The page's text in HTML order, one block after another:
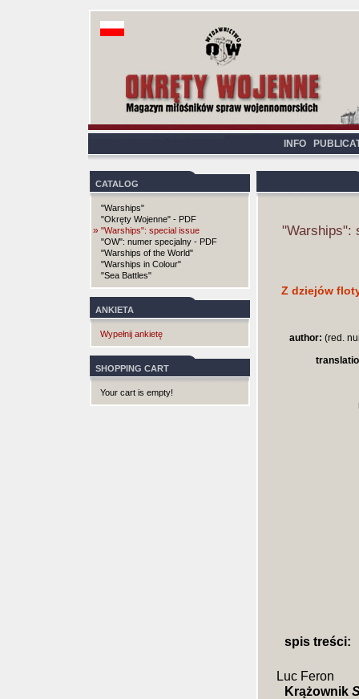
INFO
CATALOG
"Warships"
"Okręty Wojenne" - PDF
» "Warships": special issue
"OW": numer specjalny - PDF
"Warships of the World"
"Warships in Colour"
"Sea Battles"
ANKIETA
Wypełnij ankietę
SHOPPING CART
Your cart is empty!
"Warships":
Z dziejów
author: (red.
spis treści:
Luc Feron
Krążownik